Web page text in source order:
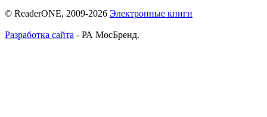
© ReaderONE, 2009-2026 Электронные книги
Разработка сайта - РА МосБренд.